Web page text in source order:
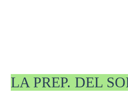
LA PREP. DEL